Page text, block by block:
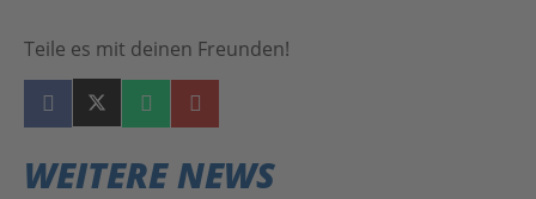
Teile es mit deinen Freunden!
WEITERE NEWS